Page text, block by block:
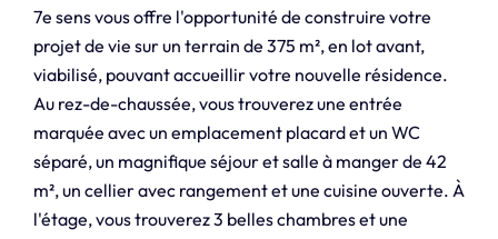
7e sens vous offre l'opportunité de construire votre
projet de vie sur un terrain de 375 m², en lot avant,
viabilisé, pouvant accueillir votre nouvelle résidence.
Au rez-de-chaussée, vous trouverez une entrée
marquée avec un emplacement placard et un WC
séparé, un magnifique séjour et salle à manger de 42
m², un cellier avec rangement et une cuisine ouverte. À
l'étage, vous trouverez 3 belles chambres et une